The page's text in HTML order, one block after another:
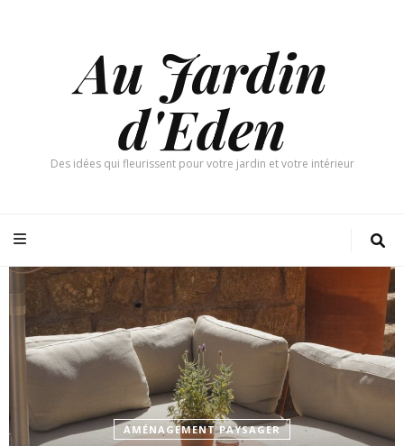
Au Jardin
d'Eden
Des idées qui fleurissent pour votre jardin et votre intérieur
AMÉNAGEMENT PAYSAGER